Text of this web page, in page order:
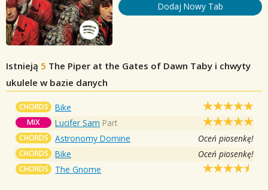
Dodaj Nowy Tab
Istnieją 5 The Piper at the Gates of Dawn Taby i chwyty
ukulele w bazie danych
CHORDS Bike
MIX Lucifer Sam Part
CHORDS Astronomy Domine Oceń piosenkę!
CHORDS Bike Oceń piosenkę!
CHORDS The Gnome